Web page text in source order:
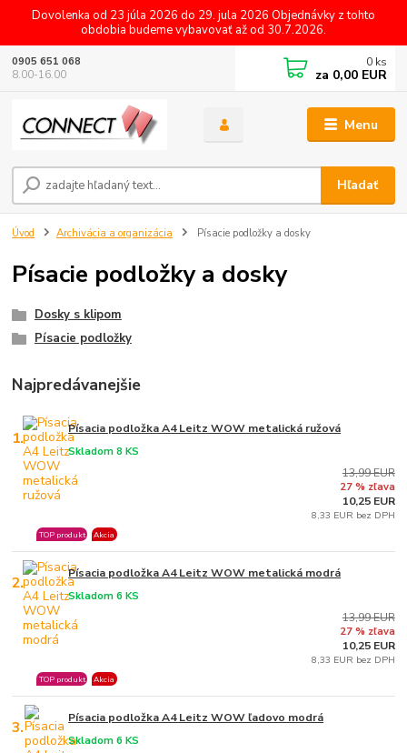
Dovolenka od 23 júla 2026 do 29. jula 2026 Objednávky z tohto
obdobia budeme vybavovať až od 30.7.2026.
Menu
Hľadať
0905 651 068
8.00-16.00
0 ks
za 0,00 EUR
Úvod Archivácia a organizácia Písacie podložky a dosky
Písacie podložky a dosky
Dosky s klipom
Písacie podložky
Najpredávanejšie
1. Písacia podložka A4 Leitz WOW metalická ružová
Skladom 8 KS
TOP produkt Akcia
13,99 EUR
27 % zľava
10,25 EUR
8,33 EUR bez DPH
2. Písacia podložka A4 Leitz WOW metalická modrá
Skladom 6 KS
TOP produkt Akcia
13,99 EUR
27 % zľava
10,25 EUR
8,33 EUR bez DPH
3. Písacia podložka A4 Leitz WOW ľadovo modrá
Skladom 6 KS